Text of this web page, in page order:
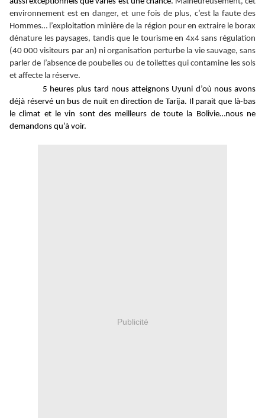
environnement est en danger, et une fois de plus, c’est la faute des
Hommes… l’exploitation minière de la région pour en extraire le borax
dénature les paysages, tandis que le tourisme en 4x4 sans régulation
(40 000 visiteurs par an) ni organisation perturbe la vie sauvage, sans
parler de l’absence de poubelles ou de toilettes qui contamine les sols
et affecte la réserve.
5 heures plus tard nous atteignons Uyuni d’où nous avons
déjà réservé un bus de nuit en direction de Tarija. Il parait que là-bas
le climat et le vin sont des meilleurs de toute la Bolivie…nous ne
demandons qu’à voir.
Publicité